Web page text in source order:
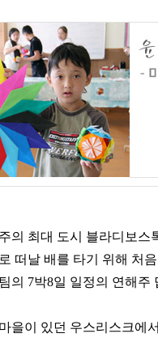
의 최대 도시 블라디보스
떠날 배를 타기 위해 처
의 7박8일 일정의 연해주
을이 있던 우스리스크에